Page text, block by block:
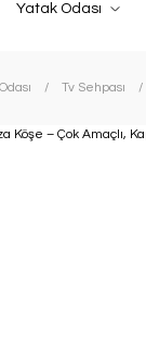
Yatak Odası
Tv Sehpası